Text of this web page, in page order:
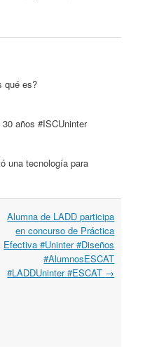
qué es?
años #ISCUninter
una tecnología para
Alumna de LADD participa
en concurso de Práctica
Efectiva #Uninter #Diseños
#AlumnosESCAT
#LADDUninter #ESCAT →